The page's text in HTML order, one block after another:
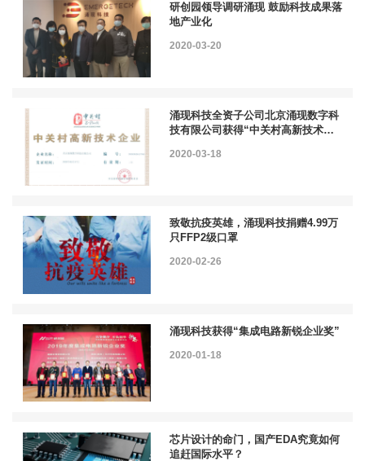
研创园领导调研涌现 鼓励科技成果落
地产业化
2020-03-20
涌现科技全资子公司北京涌现数字科
技有限公司获得“中关村高新技术企
2020-03-18
致敬抗疫英雄，涌现科技捐赠4.99万
只FFP2级口罩
2020-02-26
涌现科技获得“集成电路新锐企业奖”
2020-01-18
芯片设计的命门，国产EDA究竟如何
追赶国际水平？